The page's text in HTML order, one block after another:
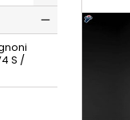
S /